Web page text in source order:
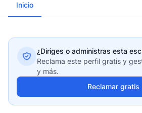
Inicio
¿Diriges o administras esta
Reclama este perfil gratis y
y más.
Reclamar gratis